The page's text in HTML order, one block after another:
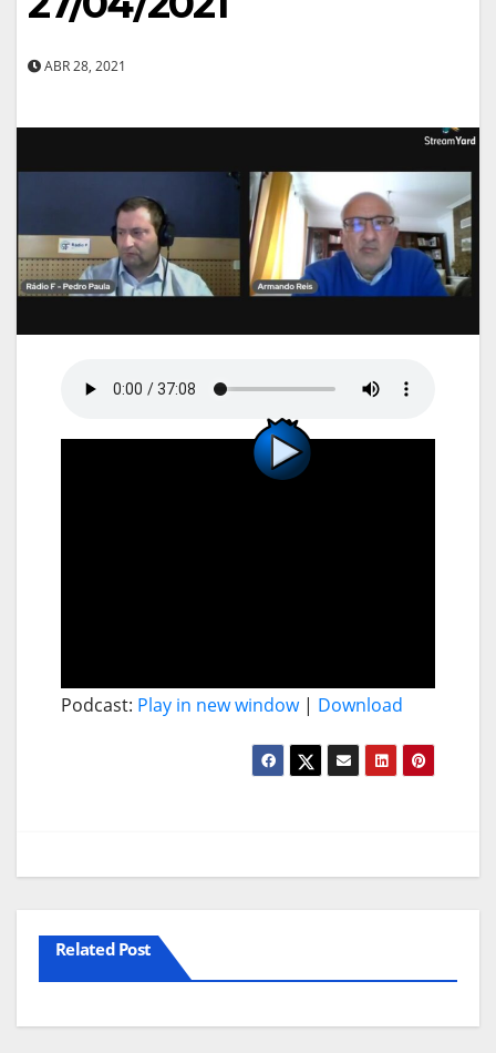
ABR 28, 2021
Podcast: Play in new window| Download
Related Post